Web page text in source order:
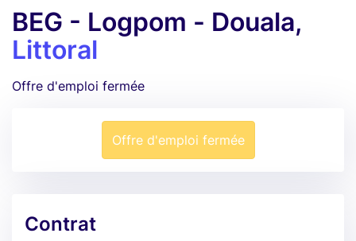
BEG - Logpom - Douala,
Littoral
Offre d'emploi fermée
Offre d'emploi fermée
Contrat